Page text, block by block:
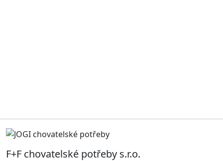
F+F chovatelské potřeby s.r.o.